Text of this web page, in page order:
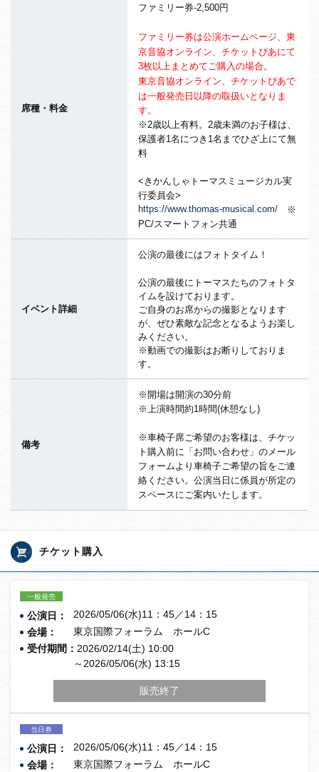
席種・料金
ファミリー券-2,500円
ファミリー券は公演ホームページ、東
京音協オンライン、チケットぴあにて
3枚以上まとめてご購入の場合。
東京音協オンライン、チケットぴあで
は一般発売日以降の取扱いとなりま
す。
※2歳以上有料。2歳未満のお子様は、
保護者1名につき1名までひざ上にて無
料
<きかんしゃトーマスミュージカル実
行委員会>
https://www.thomas-musical.com/ ※
PC/スマートフォン共通
イベント詳細
公演の最後にはフォトタイム！
公演の最後にトーマスたちのフォトタ
イムを設けております。
ご自身のお席からの撮影となります
が、ぜひ素敵な記念となるようお楽し
みください。
※動画での撮影はお断りしておりま
す。
備考
※開場は開演の30分前
※上演時間約1時間(休憩なし)
※車椅子席ご希望のお客様は、チケッ
ト購入前に「お問い合わせ」のメール
フォームより車椅子ご希望の旨をご連
絡ください。公演当日に係員が所定の
スペースにご案内いたします。
チケット購入
一般発売
公演日：
2026/05/06(水)11：45／14：15
会場：
東京国際フォーラム ホールC
受付期間： 2026/02/14(土) 10:00
～2026/05/06(水) 13:15
販売終了
当日券
公演日：
2026/05/06(水)11：45／14：15
会場：
東京国際フォーラム ホールC